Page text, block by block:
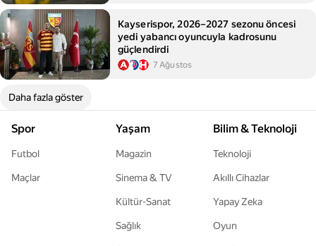
Kayserispor, 2026–2027 sezonu öncesi
yedi yabancı oyuncuyla kadrosunu
güçlendirdi
7 Ağustos
Daha fazla göster
Spor
Futbol
Maçlar
Yaşam
Magazin
Sinema & TV
Kültür-Sanat
Sağlık
Bilim & Teknoloji
Teknoloji
Akıllı Cihazlar
Yapay Zeka
Oyun